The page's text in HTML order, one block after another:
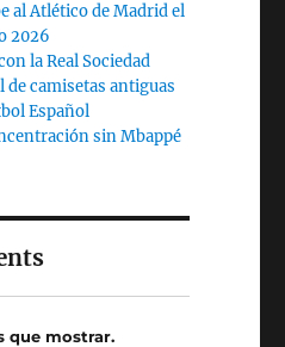
al Atlético de Madrid el
2026
la Real Sociedad
de camisetas antiguas
Español
sin Mbappé
que mostrar.